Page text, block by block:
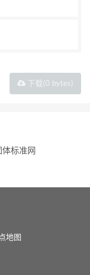
下载(0 bytes)
体标准网
地图